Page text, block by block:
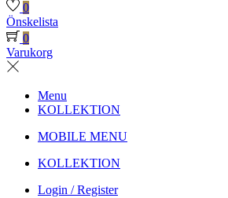
0
Önskelista
0
Varukorg
Menu
KOLLEKTION
MOBILE MENU
KOLLEKTION
Login / Register